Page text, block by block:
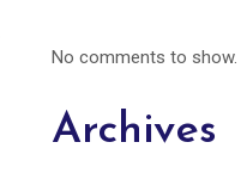
No comments to show.
Archives